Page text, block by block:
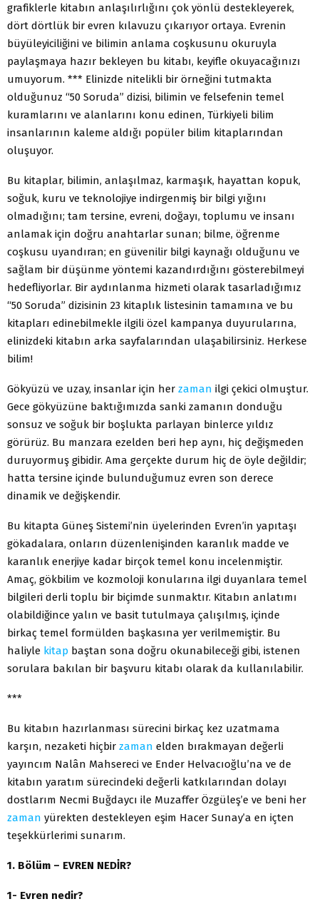
grafiklerle kitabın anlaşılırlığını çok yönlü destekleyerek,
dört dörtlük bir evren kılavuzu çıkarıyor ortaya. Evrenin
büyüleyiciliğini ve bilimin anlama coşkusunu okuruyla
paylaşmaya hazır bekleyen bu kitabı, keyifle okuyacağınızı
umuyorum. *** Elinizde nitelikli bir örneğini tutmakta
olduğunuz “50 Soruda” dizisi, bilimin ve felsefenin temel
kuramlarını ve alanlarını konu edinen, Türkiyeli bilim
insanlarının kaleme aldığı popüler bilim kitaplarından
oluşuyor.
Bu kitaplar, bilimin, anlaşılmaz, karmaşık, hayattan kopuk,
soğuk, kuru ve teknolojiye indirgenmiş bir bilgi yığını
olmadığını; tam tersine, evreni, doğayı, toplumu ve insanı
anlamak için doğru anahtarlar sunan; bilme, öğrenme
coşkusu uyandıran; en güvenilir bilgi kaynağı olduğunu ve
sağlam bir düşünme yöntemi kazandırdığını gösterebilmeyi
hedefliyorlar. Bir aydınlanma hizmeti olarak tasarladığımız
“50 Soruda” dizisinin 23 kitaplık listesinin tamamına ve bu
kitapları edinebilmekle ilgili özel kampanya duyurularına,
elinizdeki kitabın arka sayfalarından ulaşabilirsiniz. Herkese
bilim!
Gökyüzü ve uzay, insanlar için her zaman ilgi çekici olmuştur.
Gece gökyüzüne baktığımızda sanki zamanın donduğu
sonsuz ve soğuk bir boşlukta parlayan binlerce yıldız
görürüz. Bu manzara ezelden beri hep aynı, hiç değişmeden
duruyormuş gibidir. Ama gerçekte durum hiç de öyle değildir;
hatta tersine içinde bulunduğumuz evren son derece
dinamik ve değişkendir.
Bu kitapta Güneş Sistemi’nin üyelerinden Evren’in yapıtaşı
gökadalara, onların düzenlenişinden karanlık madde ve
karanlık enerjiye kadar birçok temel konu incelenmiştir.
Amaç, gökbilim ve kozmoloji konularına ilgi duyanlara temel
bilgileri derli toplu bir biçimde sunmaktır. Kitabın anlatımı
olabildiğince yalın ve basit tutulmaya çalışılmış, içinde
birkaç temel formülden başkasına yer verilmemiştir. Bu
haliyle kitap baştan sona doğru okunabileceği gibi, istenen
sorulara bakılan bir başvuru kitabı olarak da kullanılabilir.
***
Bu kitabın hazırlanması sürecini birkaç kez uzatmama
karşın, nezaketi hiçbir zaman elden bırakmayan değerli
yayıncım Nalân Mahsereci ve Ender Helvacıoğlu’na ve de
kitabın yaratım sürecindeki değerli katkılarından dolayı
dostlarım Necmi Buğdaycı ile Muzaffer Özgüleş’e ve beni her
zaman yürekten destekleyen eşim Hacer Sunay’a en içten
teşekkürlerimi sunarım.
1. Bölüm – EVREN NEDİR?
1- Evren nedir?